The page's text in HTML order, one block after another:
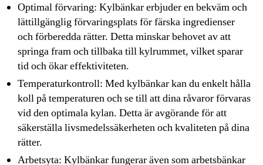
Optimal förvaring: Kylbänkar erbjuder en bekväm och
lättillgänglig förvaringsplats för färska ingredienser
och förberedda rätter. Detta minskar behovet av att
springa fram och tillbaka till kylrummet, vilket sparar
tid och ökar effektiviteten.
Temperaturkontroll: Med kylbänkar kan du enkelt hålla
koll på temperaturen och se till att dina råvaror förvaras
vid den optimala kylan. Detta är avgörande för att
säkerställa livsmedelssäkerheten och kvaliteten på dina
rätter.
Arbetsyta: Kylbänkar fungerar även som arbetsbänkar